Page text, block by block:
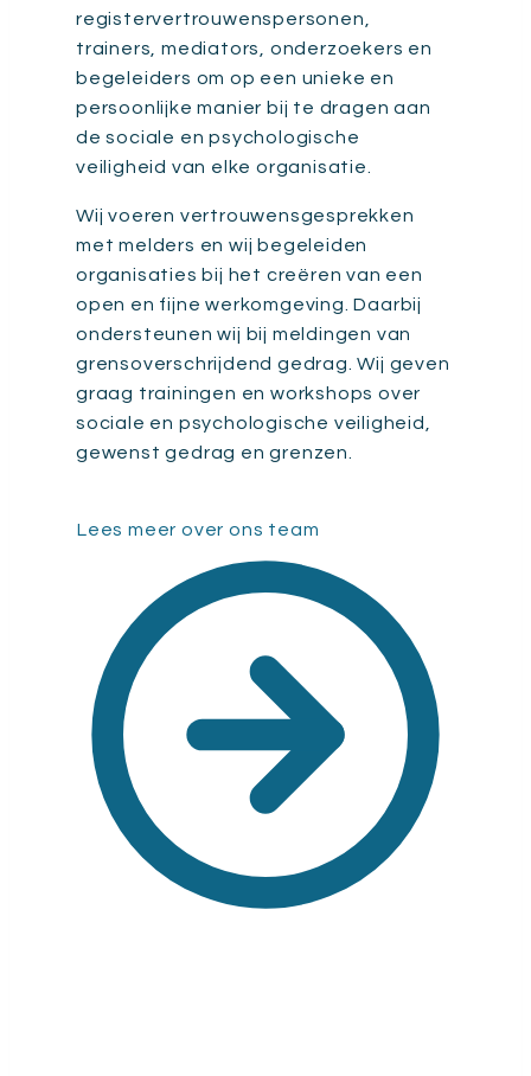
registervertrouwenspersonen,
trainers, mediators, onderzoekers en
begeleiders om op een unieke en
persoonlijke manier bij te dragen aan
de sociale en psychologische
veiligheid van elke organisatie.
Wij voeren vertrouwensgesprekken
met melders en wij begeleiden
organisaties bij het creëren van een
open en fijne werkomgeving. Daarbij
ondersteunen wij bij meldingen van
grensoverschrijdend gedrag. Wij geven
graag trainingen en workshops over
sociale en psychologische veiligheid,
gewenst gedrag en grenzen.
Lees meer over ons team